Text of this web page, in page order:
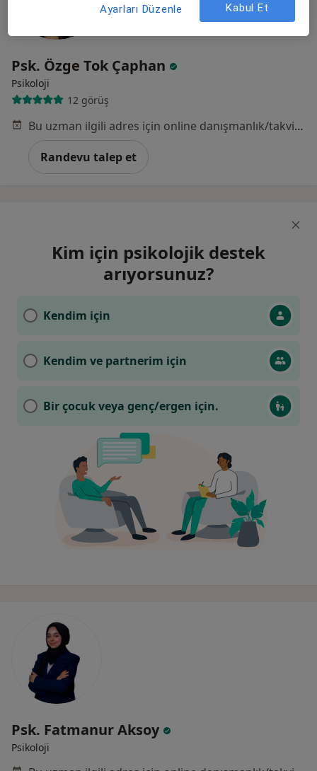
Psk. Özge Tok Çaphan
Psikoloji
12 görüş
Bu uzman ilgili adres için online danışmanlık/takvim sunmuyor.
Randevu talep et
Kim için psikolojik destek
arıyorsunuz?
Kendim için
Kendim ve partnerim için
Bir çocuk veya genç/ergen için.
Psk. Fatmanur Aksoy
Psikoloji
Ayarları Düzenle Kabul Et